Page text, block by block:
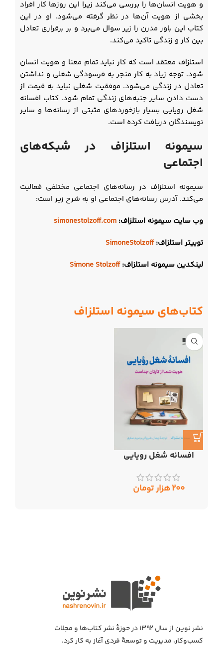
و هویت انسان‌ها را بررسی می‌کند زیرا این روزها کار افراد
بخشی از هویت آن‌ها در نظر گرفته می‌شود. او در این
کتاب این باور مدرن را زیر سوال می‌برد و بر برقراری تعادل
بین کار و زندگی تاکید می‌کند.
استلزاف معتقد است که کار نباید تمام معنا و هویت انسان
شود. توجه زیاد به کار منجر به فرسودگی شغلی و نداشتن
تعادل در زندگی می‌شود. موفقیت شغلی نباید به قیمت از
دست دادن سایر جنبه‌های زندگی تمام شود. کتاب افسانه
شغل رویایی بسیار بازخوردهای مثبتی از رسانه‌ها و سایر
نویسندگان دریافت کرده است.
سیمونه استلزاف در شبکه‌های
اجتماعی
سیمونه استلزاف در رسانه‌های اجتماعی مختلفی فعالیت
می‌کند. آدرس رسانه‌های اجتماعی او به شرح زیر است:
وب سایت سیمونه استلزاف: simonestolzoff.com
توییتر استلزاف: SimoneStolzoff
لینکدین سیمونه استلزاف:Simone Stolzoff
کتاب‌های سیمونه استلزاف
افسانه شغل رویایی
۲۰۰هزار تومان
نشر نوین از سال ۱۳۹۲ در حوزهٔ نشر کتاب‌ها و مجلات
کسب‌وکار، مدیریت و توسعهٔ فردی آغاز به کار کرد.